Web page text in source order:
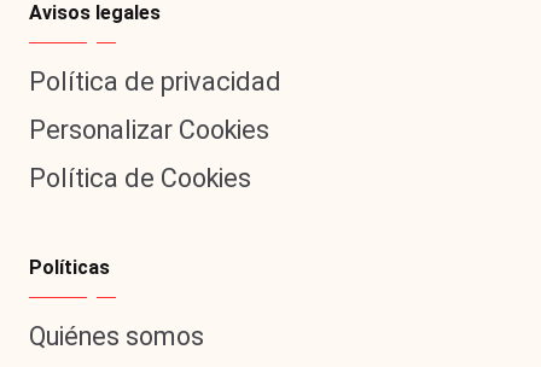
Avisos legales
Política de privacidad
Personalizar Cookies
Política de Cookies
Políticas
Quiénes somos